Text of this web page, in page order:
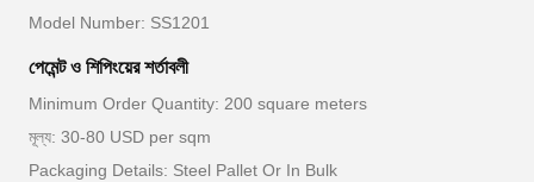
Model Number: SS1201
পেমেন্ট ও শিপিংয়ের শর্তাবলী
Minimum Order Quantity: 200 square meters
মূল্য: 30-80 USD per sqm
Packaging Details: Steel Pallet Or In Bulk